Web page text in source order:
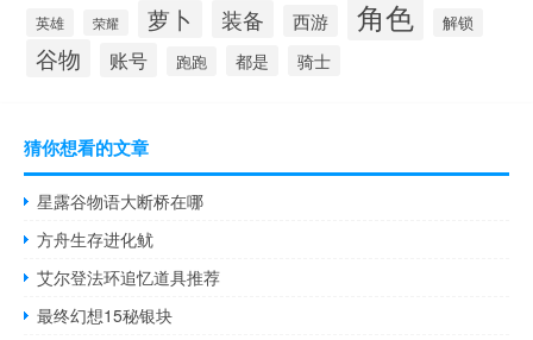
英雄 荣耀 萝卜 装备 西游 角色 解锁
谷物 账号 跑跑 都是 骑士
猜你想看的文章
星露谷物语大断桥在哪
方舟生存进化鱿
艾尔登法环追忆道具推荐
最终幻想15秘银块